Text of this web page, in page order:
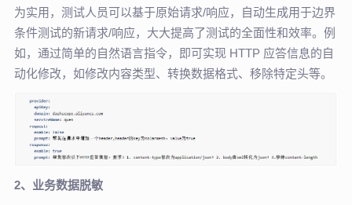
为实用，测试人员可以基于原始请求/响应，自动生成用于边界
条件测试的新请求/响应，大大提高了测试的全面性和效率。例
如，通过简单的自然语言指令，即可实现 HTTP 应答信息的自
动化修改，如修改内容类型、转换数据格式、移除特定头等。
2、业务数据脱敏